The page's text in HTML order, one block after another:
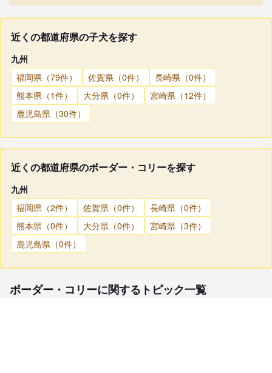
近くの都道府県の子犬を探す
九州
福岡県（79件）
佐賀県（0件）
長崎県（0件）
熊本県（1件）
大分県（0件）
宮崎県（12件）
鹿児島県（30件）
近くの都道府県のボーダー・コリーを探す
九州
福岡県（2件）
佐賀県（0件）
長崎県（0件）
熊本県（0件）
大分県（0件）
宮崎県（3件）
鹿児島県（0件）
ボーダー・コリーに関するトピック一覧